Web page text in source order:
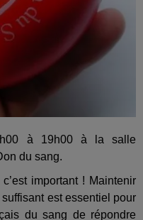
à 19h00 à la salle
du sang.
important ! Maintenir
est essentiel pour
du sang de répondre